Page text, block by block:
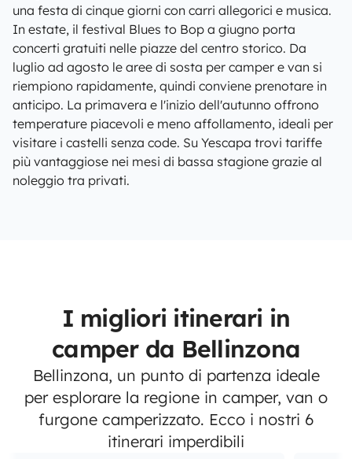
una festa di cinque giorni con carri allegorici e musica.
In estate, il festival Blues to Bop a giugno porta
concerti gratuiti nelle piazze del centro storico. Da
luglio ad agosto le aree di sosta per camper e van si
riempiono rapidamente, quindi conviene prenotare in
anticipo. La primavera e l'inizio dell'autunno offrono
temperature piacevoli e meno affollamento, ideali per
visitare i castelli senza code. Su Yescapa trovi tariffe
più vantaggiose nei mesi di bassa stagione grazie al
noleggio tra privati.
I migliori itinerari in
camper da Bellinzona
Bellinzona, un punto di partenza ideale
per esplorare la regione in camper, van o
furgone camperizzato. Ecco i nostri 6
itinerari imperdibili